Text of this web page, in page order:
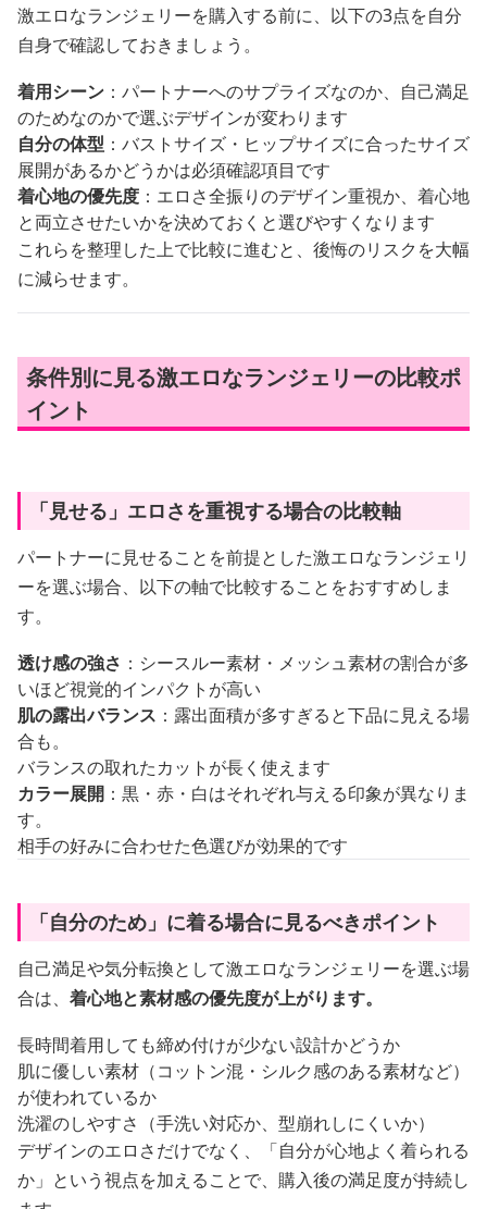
激エロなランジェリーを購入する前に、以下の3点を自分
自身で確認しておきましょう。
着用シーン ：パートナーへのサプライズなのか、自己満足
のためなのかで選ぶデザインが変わります
自分の体型 ：バストサイズ・ヒップサイズに合ったサイズ
展開があるかどうかは必須確認項目です
着心地の優先度 ：エロさ全振りのデザイン重視か、着心地
と両立させたいかを決めておくと選びやすくなります
これらを整理した上で比較に進むと、後悔のリスクを大幅
に減らせます。
条件別に見る激エロなランジェリーの比較ポ
イント
「見せる」エロさを重視する場合の比較軸
パートナーに見せることを前提とした激エロなランジェリ
ーを選ぶ場合、以下の軸で比較することをおすすめしま
す。
透け感の強さ ：シースルー素材・メッシュ素材の割合が多
いほど視覚的インパクトが高い
肌の露出バランス ：露出面積が多すぎると下品に見える場
合も。
バランスの取れたカットが長く使えます
カラー展開 ：黒・赤・白はそれぞれ与える印象が異なりま
す。
相手の好みに合わせた色選びが効果的です
「自分のため」に着る場合に見るべきポイント
自己満足や気分転換として激エロなランジェリーを選ぶ場
合は、 着心地と素材感の優先度が上がります。
長時間着用しても締め付けが少ない設計かどうか
肌に優しい素材（コットン混・シルク感のある素材など）
が使われているか
洗濯のしやすさ（手洗い対応か、型崩れしにくいか）
デザインのエロさだけでなく、「自分が心地よく着られる
か」という視点を加えることで、購入後の満足度が持続し